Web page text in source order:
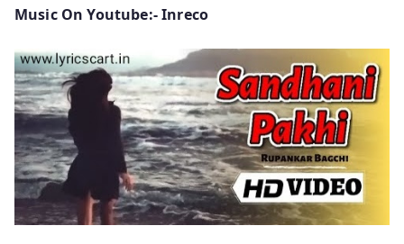
Music On Youtube:- Inreco